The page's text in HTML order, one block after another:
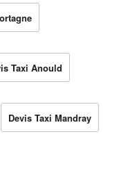
Taxi Anould
Devis Taxi Mandray